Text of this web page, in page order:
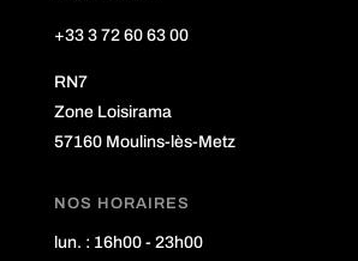
+33 3 72 60 63 00
RN7
Zone Loisirama
57160 Moulins-lès-Metz
NOS HORAIRES
lun. : 16h00 - 23h00